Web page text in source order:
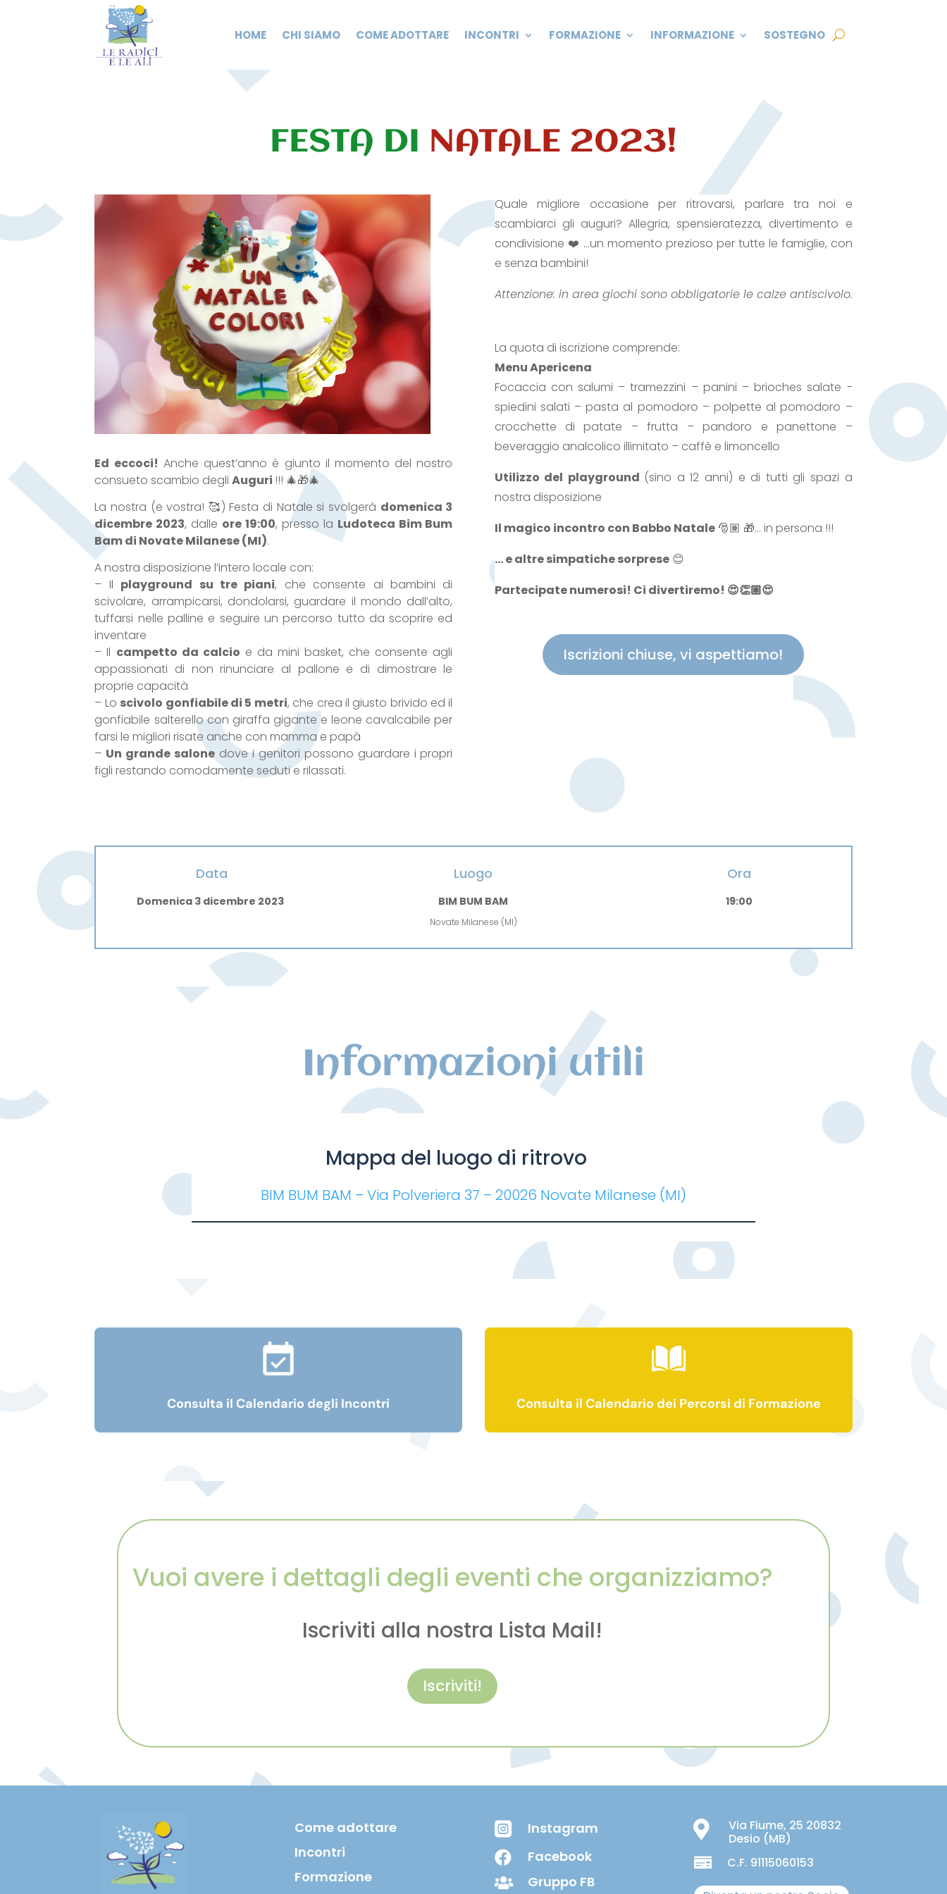
HOME CHI SIAMO COME ADOTTARE INCONTRI FORMAZIONE INFORMAZIONE SOSTEGNO
FESTA DI NATALE 2023!
Ed eccoci! Anche quest’anno è giunto il momento del nostro
consueto scambio degliAuguri !!! 🎄🎁🎄
La nostra (e vostra! 🥰) Festa di Natale si svolgerà domenica 3
dicembre 2023, dalle ore 19:00, presso la Ludoteca Bim Bum
Bam di Novate Milanese (MI).
A nostra disposizione l’intero locale con:
– Il playground su tre piani, che consente ai bambini di
scivolare, arrampicarsi, dondolarsi, guardare il mondo dall’alto,
tuffarsi nelle palline e seguire un percorso tutto da scoprire ed
inventare
– Il campetto da calcio e da mini basket, che consente agli
appassionati di non rinunciare al pallone e di dimostrare le
proprie capacità
– Lo scivolo gonfiabile di 5 metri, che crea il giusto brivido ed il
gonfiabile salterello con giraffa gigante e leone cavalcabile per
farsi le migliori risate anche con mamma e papà
– Un grande salone dove i genitori possono guardare i propri
figli restando comodamente seduti e rilassati.
Quale migliore occasione per ritrovarsi, parlare tra noi e
scambiarci gli auguri? Allegria, spensieratezza, divertimento e
condivisione ❤️ …un momento prezioso per tutte le famiglie, con
e senza bambini!
Attenzione: in area giochi sono obbligatorie le calze antiscivolo.
La quota di iscrizione comprende:
Menu Apericena
Focaccia con salumi – tramezzini – panini – brioches salate -
spiedini salati – pasta al pomodoro – polpette al pomodoro –
crocchette di patate – frutta – pandoro e panettone –
beveraggio analcolico illimitato – caffè e limoncello
Utilizzo del playground (sino a 12 anni) e di tutti gli spazi a
nostra disposizione
Il magico incontro con Babbo Natale🎅🏽 🎁… in persona !!!
… e altre simpatiche sorprese😊
Partecipate numerosi! Ci divertiremo! 😍👏🏽😍
Iscrizioni chiuse, vi aspettiamo!
Data
Domenica 3 dicembre 2023
Luogo
BIM BUM BAM
Novate Milanese (MI)
Ora
19:00
Informazioni utili
Mappa del luogo di ritrovo
BIM BUM BAM – Via Polveriera 37 – 20026 Novate Milanese (MI)
Consulta il Calendario degli Incontri Consulta il Calendario dei Percorsi di Formazione
Vuoi avere i dettagli degli eventi che organizziamo?
Iscriviti alla nostra Lista Mail!
Iscriviti!
Come adottare
Incontri
Formazione
 Instagram
 Facebook
 Gruppo FB

Via Fiume, 25 20832
Desio (MB)
 C.F. 91115060153